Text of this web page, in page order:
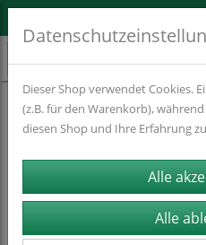
kontakt@mo7.de
Dieser Shop verwendet Cookies.
(z.B. für den Warenkorb),
diesen Shop und Ihre Erfahrung